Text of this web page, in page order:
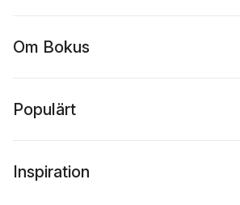
Om Bokus
Populärt
Inspiration